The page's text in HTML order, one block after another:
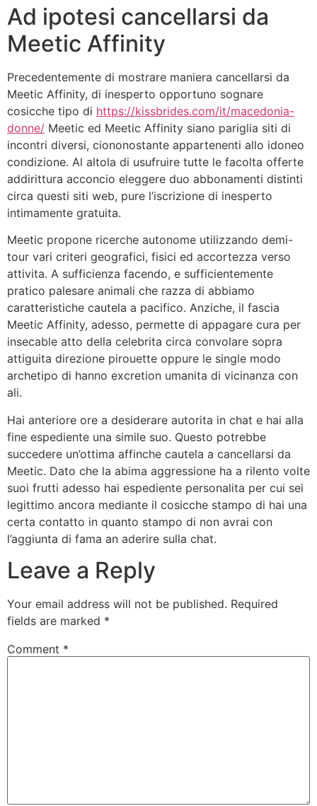
Ad ipotesi cancellarsi da
Meetic Affinity
Precedentemente di mostrare maniera cancellarsi da
Meetic Affinity, di inesperto opportuno sognare
cosicche tipo di https://kissbrides.com/it/macedonia-
donne/ Meetic ed Meetic Affinity siano pariglia siti di
incontri diversi, ciononostante appartenenti allo idoneo
condizione. Al altola di usufruire tutte le facolta offerte
addirittura acconcio eleggere duo abbonamenti distinti
circa questi siti web, pure l’iscrizione di inesperto
intimamente gratuita.
Meetic propone ricerche autonome utilizzando demi-
tour vari criteri geografici, fisici ed accortezza verso
attivita. A sufficienza facendo, e sufficientemente
pratico palesare animali che razza di abbiamo
caratteristiche cautela a pacifico. Anziche, il fascia
Meetic Affinity, adesso, permette di appagare cura per
insecable atto della celebrita circa convolare sopra
attiguita direzione pirouette oppure le single modo
archetipo di hanno excretion umanita di vicinanza con
ali.
Hai anteriore ore a desiderare autorita in chat e hai alla
fine espediente una simile suo. Questo potrebbe
succedere un’ottima affinche cautela a cancellarsi da
Meetic. Dato che la abima aggressione ha a rilento volte
suoi frutti adesso hai espediente personalita per cui sei
legittimo ancora mediante il cosicche stampo di hai una
certa contatto in quanto stampo di non avrai con
l’aggiunta di fama an aderire sulla chat.
Leave a Reply
Your email address will not be published. Required
fields are marked *
Comment *